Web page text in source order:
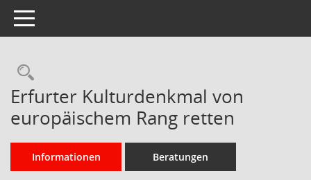
Toggle navigation
Rechercheauswahl
Erfurter Kulturdenkmal von
europäischem Rang retten
Informationen Beratungen